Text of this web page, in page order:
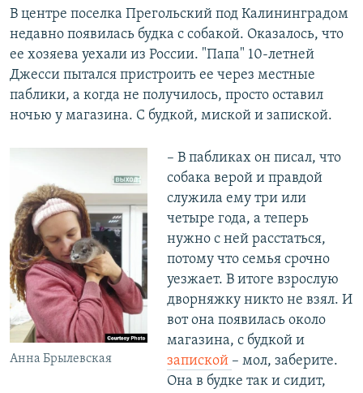
В центре поселка Прегольский под Калининградом
недавно появилась будка с собакой. Оказалось, что
ее хозяева уехали из России. "Папа" 10-летней
Джесси пытался пристроить ее через местные
паблики, а когда не получилось, просто оставил
ночью у магазина. С будкой, миской и запиской.
Анна Брылевская
– В пабликах он писал, что
собака верой и правдой
служила ему три или
четыре года, а теперь
нужно с ней расстаться,
потому что семья срочно
уезжает. В итоге взрослую
дворняжку никто не взял. И
вот она появилась около
магазина, с будкой и
запиской – мол, заберите.
Она в будке так и сидит,